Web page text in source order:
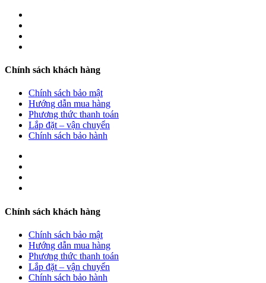
Chính sách khách hàng
Chính sách bảo mật
Hướng dẫn mua hàng
Phương thức thanh toán
Lắp đặt – vận chuyển
Chính sách bảo hành
Chính sách khách hàng
Chính sách bảo mật
Hướng dẫn mua hàng
Phương thức thanh toán
Lắp đặt – vận chuyển
Chính sách bảo hành